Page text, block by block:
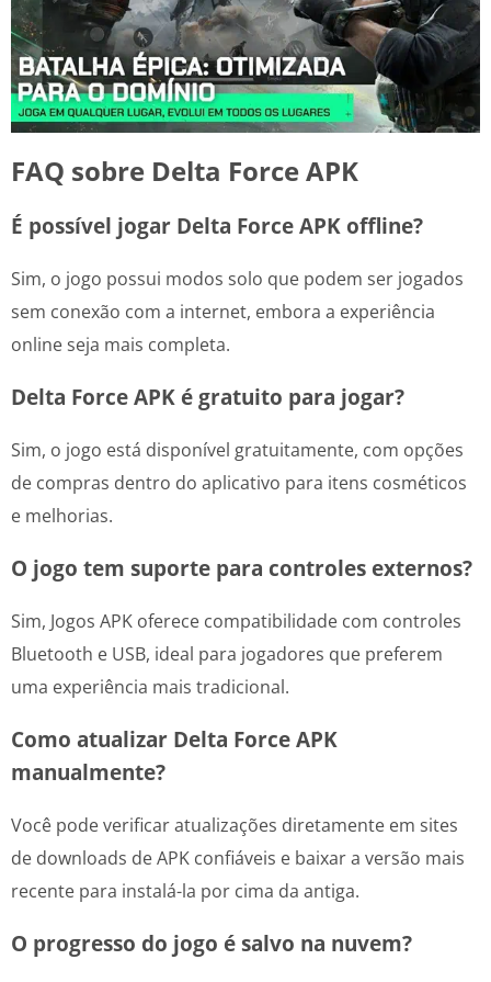
FAQ sobre Delta Force APK
É possível jogar Delta Force APK offline?
Sim, o jogo possui modos solo que podem ser jogados
sem conexão com a internet, embora a experiência
online seja mais completa.
Delta Force APK é gratuito para jogar?
Sim, o jogo está disponível gratuitamente, com opções
de compras dentro do aplicativo para itens cosméticos
e melhorias.
O jogo tem suporte para controles externos?
Sim, Jogos APK oferece compatibilidade com controles
Bluetooth e USB, ideal para jogadores que preferem
uma experiência mais tradicional.
Como atualizar Delta Force APK
manualmente?
Você pode verificar atualizações diretamente em sites
de downloads de APK confiáveis e baixar a versão mais
recente para instalá-la por cima da antiga.
O progresso do jogo é salvo na nuvem?